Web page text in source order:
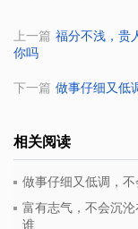
上一篇 福分不浅，贵
你吗
下一篇 做事仔细又低
相关阅读
做事仔细又低调，
富有志气，不会沉
谁